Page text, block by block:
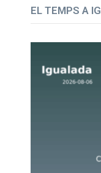
EL TEMPS A